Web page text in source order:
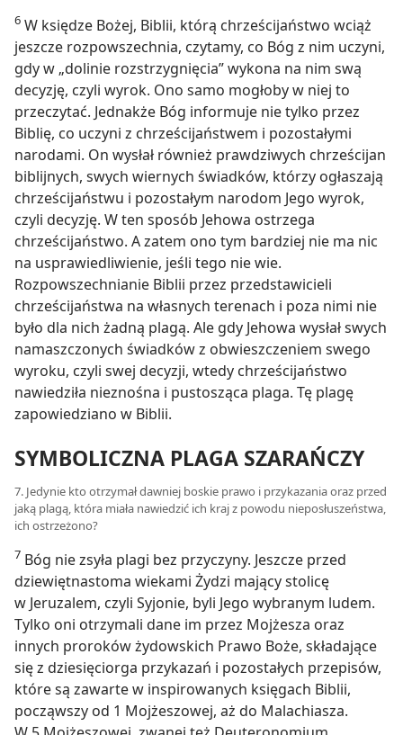
6 W księdze Bożej, Biblii, którą chrześcijaństwo wciąż
jeszcze rozpowszechnia, czytamy, co Bóg z nim uczyni,
gdy w „dolinie rozstrzygnięcia” wykona na nim swą
decyzję, czyli wyrok. Ono samo mogłoby w niej to
przeczytać. Jednakże Bóg informuje nie tylko przez
Biblię, co uczyni z chrześcijaństwem i pozostałymi
narodami. On wysłał również prawdziwych chrześcijan
biblijnych, swych wiernych świadków, którzy ogłaszają
chrześcijaństwu i pozostałym narodom Jego wyrok,
czyli decyzję. W ten sposób Jehowa ostrzega
chrześcijaństwo. A zatem ono tym bardziej nie ma nic
na usprawiedliwienie, jeśli tego nie wie.
Rozpowszechnianie Biblii przez przedstawicieli
chrześcijaństwa na własnych terenach i poza nimi nie
było dla nich żadną plagą. Ale gdy Jehowa wysłał swych
namaszczonych świadków z obwieszczeniem swego
wyroku, czyli swej decyzji, wtedy chrześcijaństwo
nawiedziła nieznośna i pustosząca plaga. Tę plagę
zapowiedziano w Biblii.
SYMBOLICZNA PLAGA SZARAŃCZY
7. Jedynie kto otrzymał dawniej boskie prawo i przykazania oraz przed
jaką plagą, która miała nawiedzić ich kraj z powodu nieposłuszeństwa,
ich ostrzeżono?
7 Bóg nie zsyła plagi bez przyczyny. Jeszcze przed
dziewiętnastoma wiekami Żydzi mający stolicę
w Jeruzalem, czyli Syjonie, byli Jego wybranym ludem.
Tylko oni otrzymali dane im przez Mojżesza oraz
innych proroków żydowskich Prawo Boże, składające
się z dziesięciorga przykazań i pozostałych przepisów,
które są zawarte w inspirowanych księgach Biblii,
począwszy od 1 Mojżeszowej, aż do Malachiasza.